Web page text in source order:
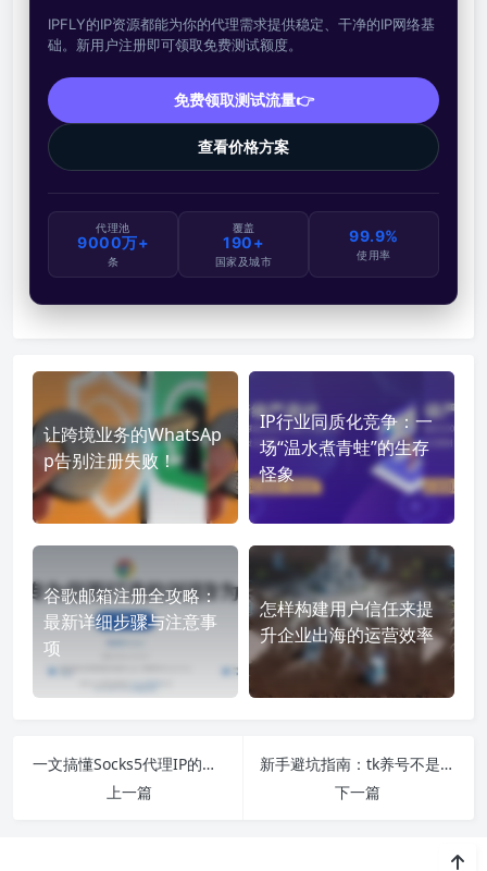
IPFLY的IP资源都能为你的代理需求提供稳定、干净的IP网络基
础。新用户注册即可领取免费测试额度。
免费领取测试流量👉
查看价格方案
代理池
9000万+
条
覆盖
190+
国家及城市
99.9%
使用率
让跨境业务的WhatsAp
p告别注册失败！
IP行业同质化竞争：一
场“温水煮青蛙”的生存
怪象
谷歌邮箱注册全攻略：
最新详细步骤与注意事
项
怎样构建用户信任来提
升企业出海的运营效率
一文搞懂Socks5代理IP的优势与选择
上一篇
新手避坑指南：tk养号不是“发够视频就行”
下一篇